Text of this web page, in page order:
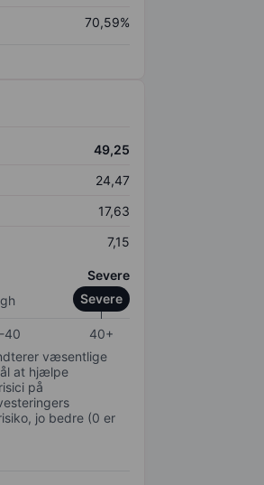
70,59%
49,25
24,47
17,63
7,15
Severe
Severe
40
40+
væsentlige
at hjælpe
på
jo bedre (0 er